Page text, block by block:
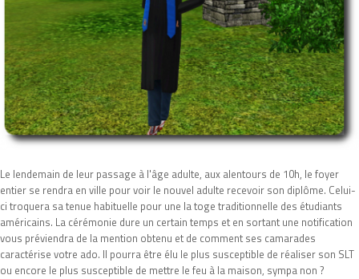
Le lendemain de leur passage à l'âge adulte, aux alentours de 10h, le foyer
entier se rendra en ville pour voir le nouvel adulte recevoir son diplôme. Celui-
ci troquera sa tenue habituelle pour une la toge traditionnelle des étudiants
américains. La cérémonie dure un certain temps et en sortant une notification
vous préviendra de la mention obtenu et de comment ses camarades
caractérise votre ado. Il pourra être élu le plus susceptible de réaliser son SLT
ou encore le plus susceptible de mettre le feu à la maison, sympa non ?